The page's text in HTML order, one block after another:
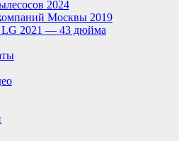
2024
Москвы 2019
LG 2021 — 43 дюйма